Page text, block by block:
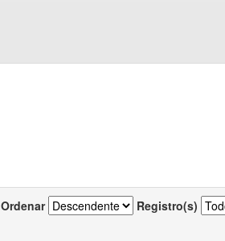
Ordenar Registro(s)